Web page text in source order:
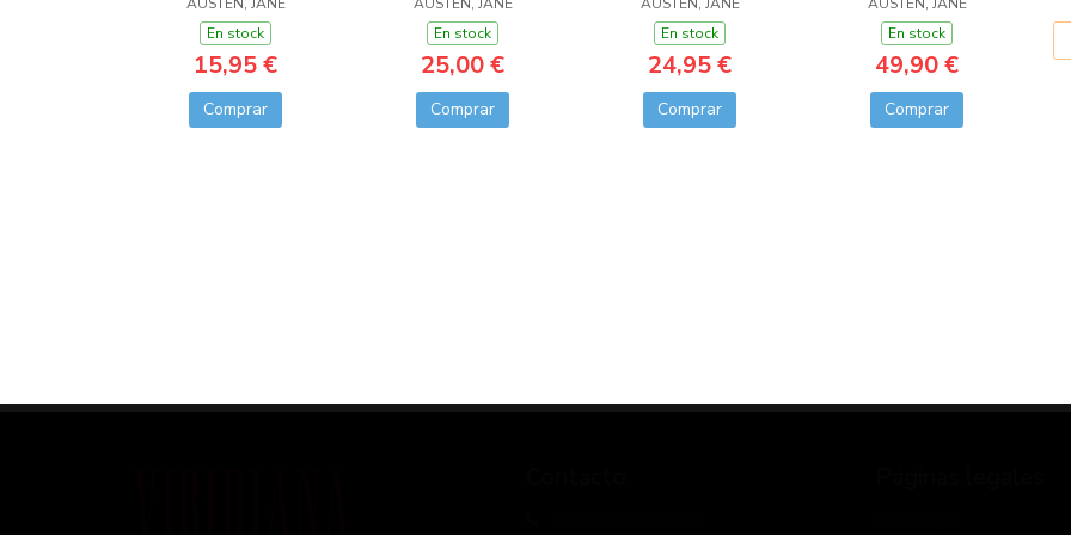
CONMEMORATIVA)
En stock
15,95 €
Comprar
En stock
25,00 €
Comprar
En stock
24,95 €
Comprar
EDICIÓN ANOTADA
En stock
49,90 €
Comprar